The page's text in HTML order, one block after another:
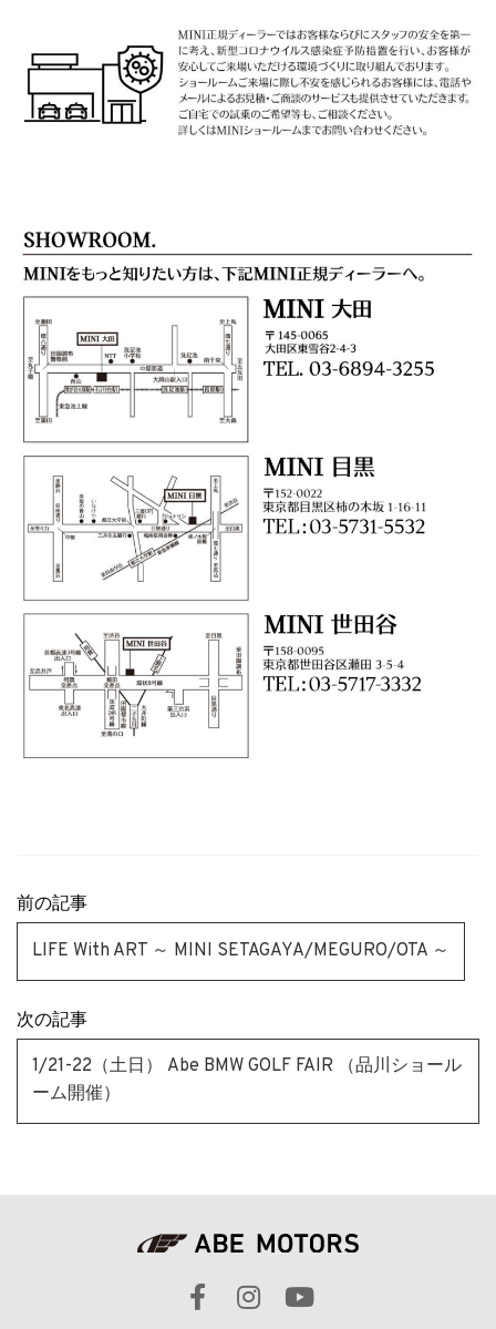
前の記事
LIFE With ART ～ MINI SETAGAYA/MEGURO/OTA ～
次の記事
1/21-22（土日） Abe BMW GOLF FAIR （品川ショール
ーム開催）